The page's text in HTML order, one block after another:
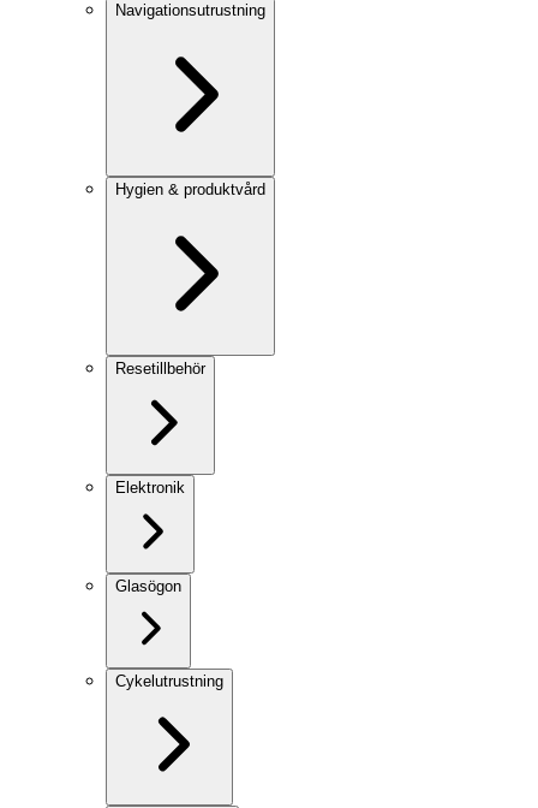
Navigationsutrustning
Hygien & produktvård
Resetillbehör
Elektronik
Glasögon
Cykelutrustning